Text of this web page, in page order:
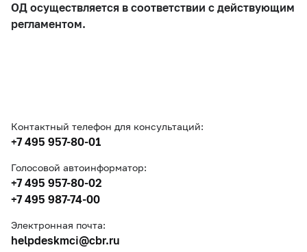
ОД осуществляется в соответствии с действующим
регламентом.
Контактный телефон для консультаций:
+7 495 957-80-01
Голосовой автоинформатор:
+7 495 957-80-02
+7 495 987-74-00
Электронная почта:
helpdeskmci@cbr.ru